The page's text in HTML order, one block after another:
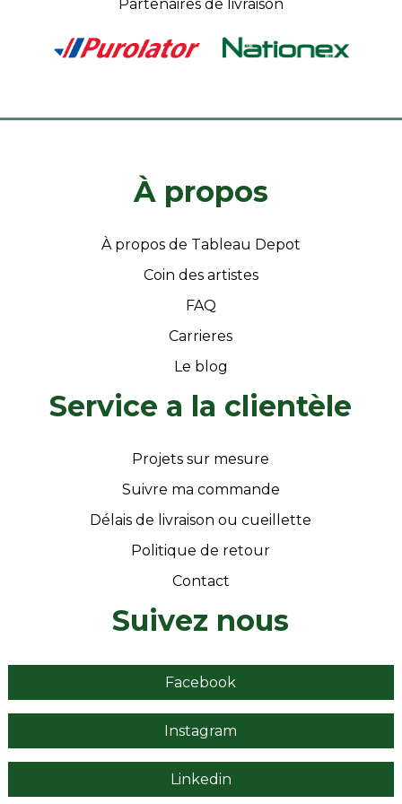
Partenaires de livraison
À propos
À propos de Tableau Depot
Coin des artistes
FAQ
Carrieres
Le blog
Service a la clientèle
Projets sur mesure
Suivre ma commande
Délais de livraison ou cueillette
Politique de retour
Contact
Suivez nous
Facebook
Instagram
Linkedin